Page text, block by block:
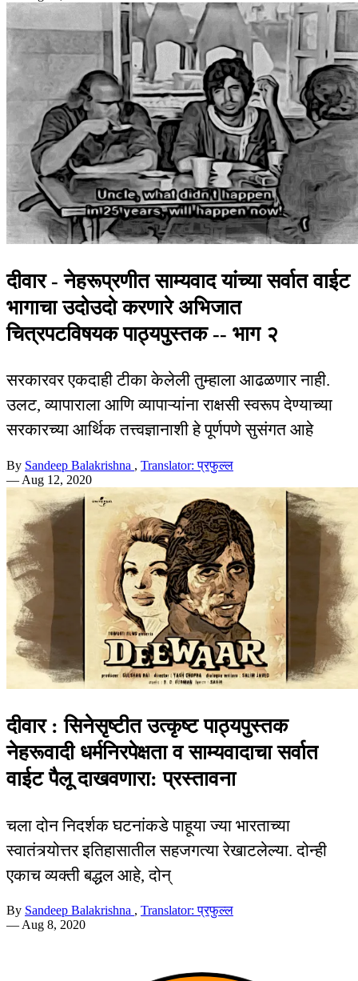
दीवार - नेहरूप्रणीत साम्यवाद यांच्या सर्वात वाईट
भागाचा उदोउदो करणारे अभिजात
चित्रपटविषयक पाठ्यपुस्तक -- भाग २
सरकारवर एकदाही टीका केलेली तुम्हाला आढळणार नाही.
उलट, व्यापाराला आणि व्यापाऱ्यांना राक्षसी स्वरूप देण्याच्या
सरकारच्या आर्थिक तत्त्वज्ञानाशी हे पूर्णपणे सुसंगत आहे
By Sandeep Balakrishna , Translator: प्रफुल्ल
— Aug 12, 2020
दीवार : सिनेसृष्टीत उत्कृष्ट पाठ्यपुस्तक
नेहरूवादी धर्मनिरपेक्षता व साम्यवादाचा सर्वात
वाईट पैलू दाखवणारा: प्रस्तावना
चला दोन निदर्शक घटनांकडे पाहूया ज्या भारताच्या
स्वातंत्र्योत्तर इतिहासातील सहजगत्या रेखाटलेल्या. दोन्ही
एकाच व्यक्ती बद्धल आहे, दोन्
By Sandeep Balakrishna , Translator: प्रफुल्ल
— Aug 8, 2020